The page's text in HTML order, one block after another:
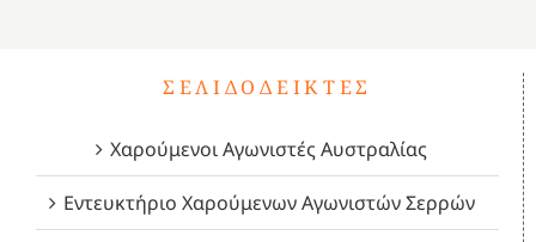
ΣΕΛΙΔΟΔΕΊΚΤΕΣ
Χαρούμενοι Αγωνιστές Αυστραλίας
Εντευκτήριο Χαρούμενων Αγωνιστών Σερρών